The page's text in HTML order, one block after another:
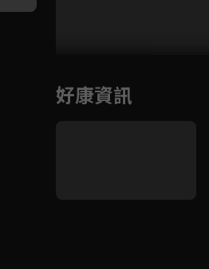
好康資訊